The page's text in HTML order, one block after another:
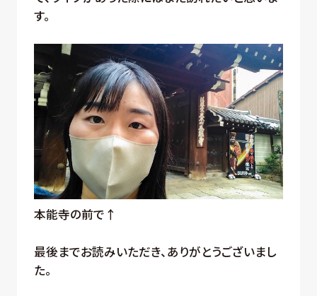
す。
本能寺の前で↑
最後までお読みいただき、ありがとうございまし
た。